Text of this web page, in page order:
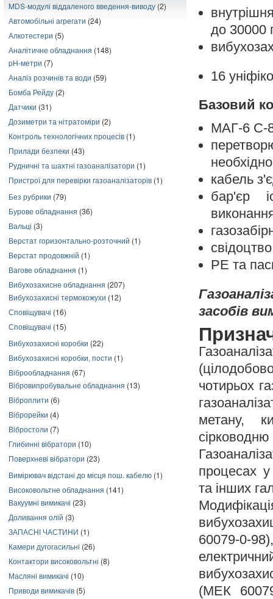
MDS-модулі віддаленого введення-виводу (2)
Автомобільні агрегати (24)
Алкотестери (5)
Аналітичне обладнання (148)
pH-метри (7)
Аналіз розчинів та води (59)
Бомба Рейду (2)
Датчики (31)
Дозиметри та нітратоміри (2)
Контроль технологічних процесів (1)
Прилади безпеки (43)
Рудничні та шахтні газоаналізатори (1)
Пристрої для перевірки газоаналізаторів (1)
Без рубрики (79)
Бурове обладнання (36)
Вальці (3)
Верстат горизонтально-розточний (1)
Верстат продовжній (1)
Вагове обладнання (1)
Вибухозахисне обладнання (207)
Вибухозахисні термокожухи (12)
Сповіщувачі (16)
Сповіщувачі (15)
Вибухозахисні коробки (22)
Вибухозахисні коробки, пости (1)
Віброобладнання (67)
Вібровипробувальне обладнання (13)
Віброплити (6)
Віброрейки (4)
Вібростоли (7)
Глибинні вібратори (10)
Поверхневі вібратори (23)
Вимірювач відстані до місця пош. кабелю (1)
Високовольтне обладнання (141)
Вакуумні вимикачі (23)
Доливання олій (3)
ЗАПАСНІ ЧАСТИНИ (1)
Камери дугогасильні (26)
Контактори високовольтні (8)
Масляні вимикачі (10)
Приводи вимикачів (5)
до 30000
16
Базовий
МАГ-6 С-
кабель
бар'єр
РЕ та
засобів
чотирьох
метану,
сірководню
процесах у
та інших
60079-0-
(МЕК